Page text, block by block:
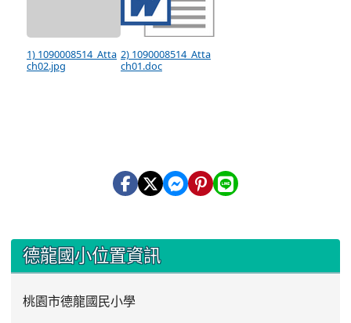
1) 1090008514_Atta
ch02.jpg
2) 1090008514_Atta
ch01.doc
::: 德龍國小位置資訊
桃園市德龍國民小學